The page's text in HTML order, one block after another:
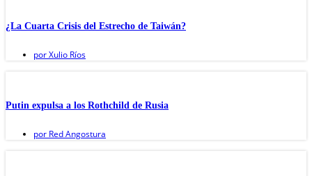
¿La Cuarta Crisis del Estrecho de Taiwán?
porXulio Ríos
Putin expulsa a los Rothchild de Rusia
por Red Angostura